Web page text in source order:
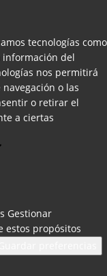
tecnologías como
información del
nos permitirá
o las
o retirar el
a ciertas
Gestionar
estos propósitos